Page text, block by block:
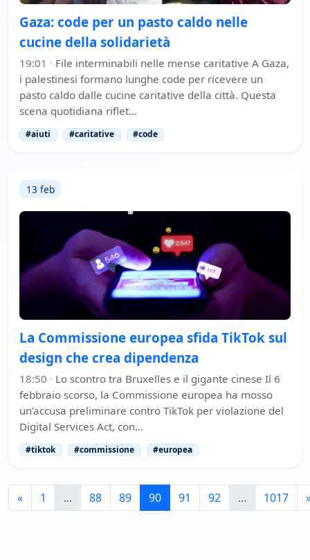
Gaza: code per un pasto caldo nelle
cucine della solidarietà
19:01 · File interminabili nelle mense caritative A Gaza,
i palestinesi formano lunghe code per ricevere un
pasto caldo dalle cucine caritative della città. Questa
scena quotidiana riflet…
#aiuti #caritative #code
13 feb
La Commissione europea sfida TikTok sul
design che crea dipendenza
18:50 · Lo scontro tra Bruxelles e il gigante cinese Il 6
febbraio scorso, la Commissione europea ha mosso
un'accusa preliminare contro TikTok per violazione del
Digital Services Act, con…
#tiktok #commissione #europea
« 1 ... 88 89 90 91 92 ... 1017